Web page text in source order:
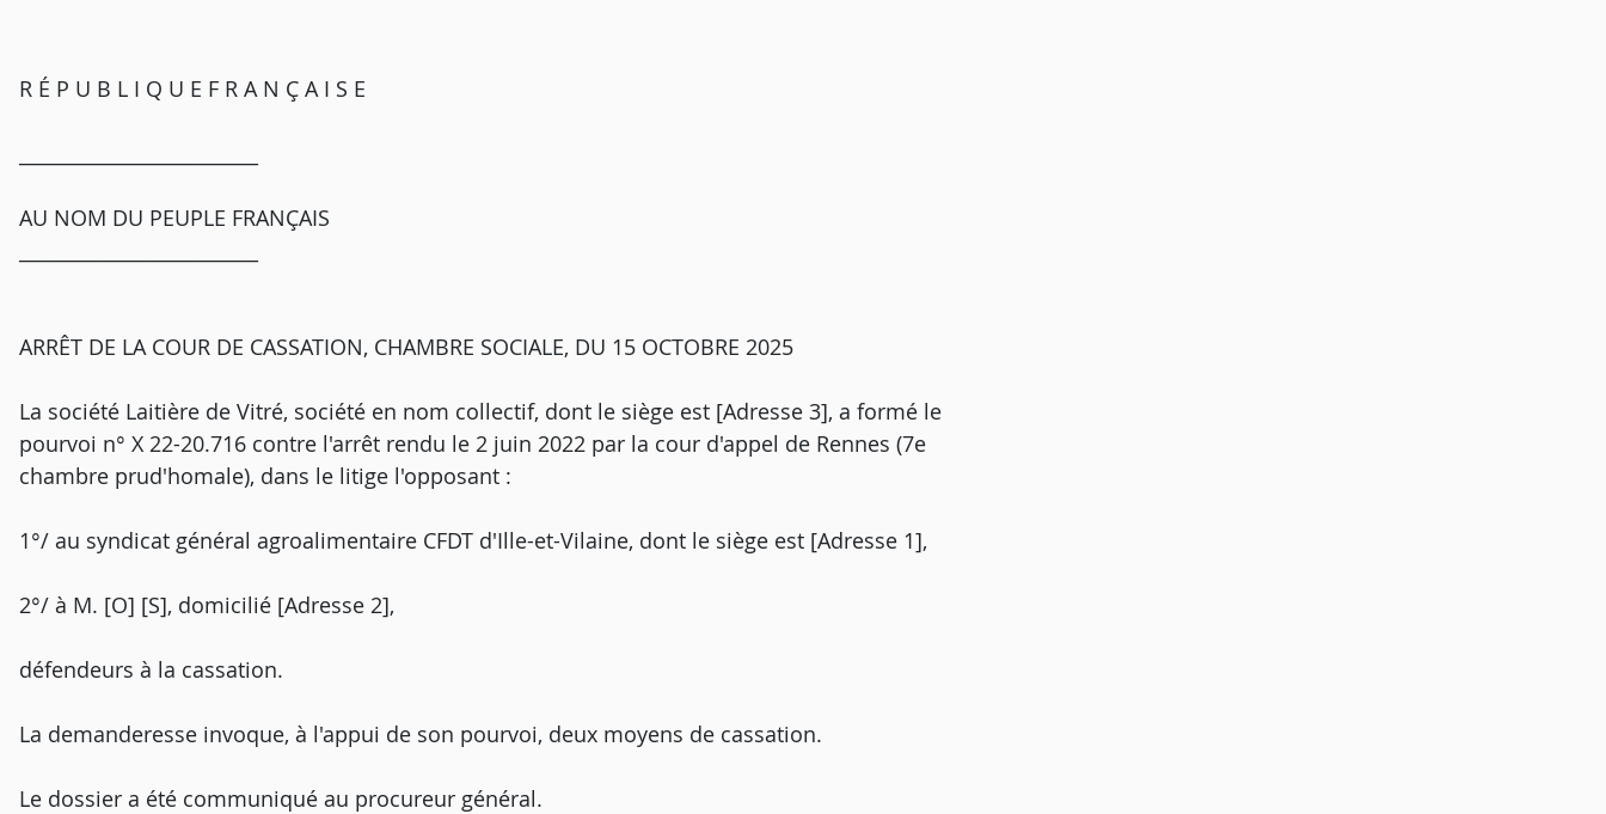
R É P U B L I Q U E F R A N Ç A I S E
AU NOM DU PEUPLE FRANÇAIS
ARRÊT DE LA COUR DE CASSATION, CHAMBRE SOCIALE, DU 15 OCTOBRE 2025
La société Laitière de Vitré, société en nom collectif, dont le siège est [Adresse 3], a formé le
pourvoi n° X 22-20.716 contre l'arrêt rendu le 2 juin 2022 par la cour d'appel de Rennes (7e
chambre prud'homale), dans le litige l'opposant :
1°/ au syndicat général agroalimentaire CFDT d'Ille-et-Vilaine, dont le siège est [Adresse 1],
2°/ à M. [O] [S], domicilié [Adresse 2],
défendeurs à la cassation.
La demanderesse invoque, à l'appui de son pourvoi, deux moyens de cassation.
Le dossier a été communiqué au procureur général.